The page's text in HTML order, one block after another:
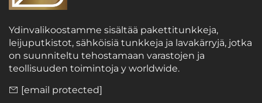
Ydinvalikoostamme sisältää pakettitunkkeja,
leijuputkistot, sähköisiä tunkkeja ja lavakärryjä, jotka
on suunniteltu tehostamaan varastojen ja
teollisuuden toimintoja y worldwide.
[email protected]